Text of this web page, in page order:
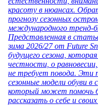
красоту в нюансах.
прогнозу сезонных
международного тренд-
Представленная в
зима 2026/27 от Future
будущего сезона,
честности, о
не требует повода. Эти
сезонные модели обуви в
который может помочь
рассказать о себе и